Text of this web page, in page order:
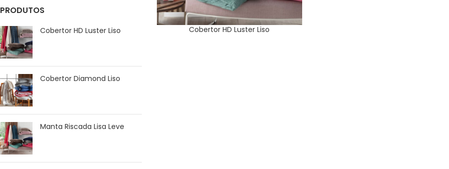
PRODUTOS
Cobertor HD Luster Liso
Cobertor Diamond Liso
Manta Riscada Lisa Leve
Cobertor HD Luster Liso